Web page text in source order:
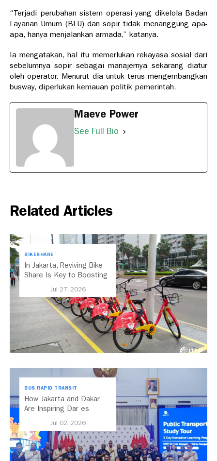
“Terjadi perubahan sistem operasi yang dikelola Badan
Layanan Umum (BLU) dan sopir tidak menanggung apa-
apa, hanya menjalankan armada,” katanya.
Ia mengatakan, hal itu memerlukan rekayasa sosial dari
sebelumnya sopir sebagai manajernya sekarang diatur
oleh operator. Menurut dia untuk terus mengembangkan
busway, diperlukan kemauan politik pemerintah.
Maeve Power
See Full Bio
Related Articles
BIKESHARE
In Jakarta, Reviving Bike-
Share Is Key to Boosting
Jul 27, 2026
BUS RAPID TRANSIT
How Jakarta and Dakar
Are Inspiring Dar es
Jul 02, 2026